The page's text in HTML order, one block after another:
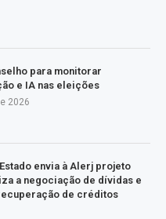
para monitorar
e IA nas eleições
2026
envia à Alerj projeto
a negociação de dívidas e
de créditos